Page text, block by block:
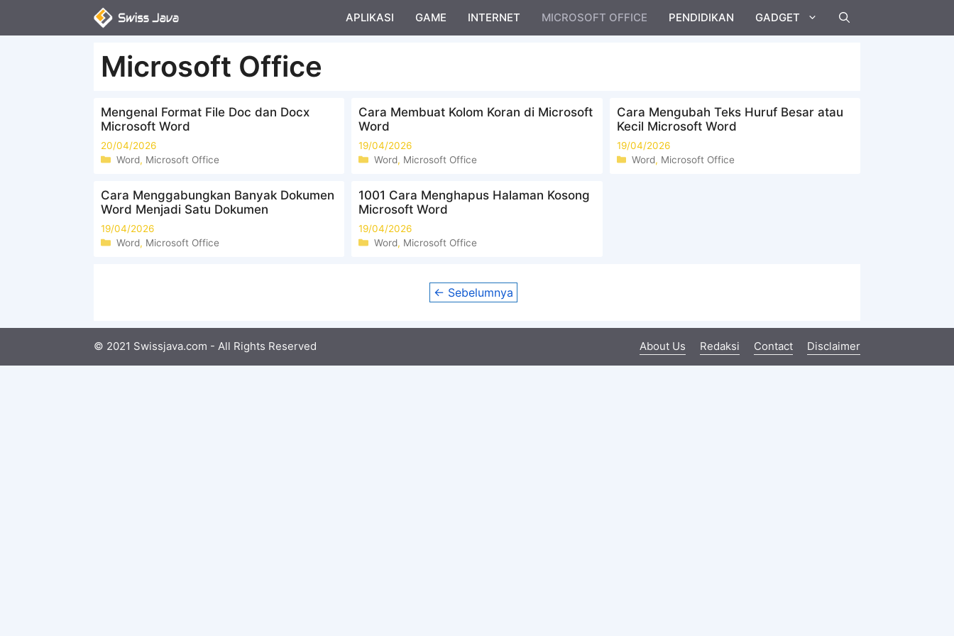
APLIKASI GAME INTERNET MICROSOFT OFFICE PENDIDIKAN GADGET
Microsoft Office
Mengenal Format File Doc dan Docx
Microsoft Word
20/04/2026
Kategori
Word, Microsoft Office
Cara Membuat Kolom Koran di Microsoft
Word
19/04/2026
Kategori
Word, Microsoft Office
Cara Mengubah Teks Huruf Besar atau
Kecil Microsoft Word
19/04/2026
Kategori
Word, Microsoft Office
Cara Menggabungkan Banyak Dokumen
Word Menjadi Satu Dokumen
19/04/2026
Kategori
Word, Microsoft Office
1001 Cara Menghapus Halaman Kosong
Microsoft Word
19/04/2026
Kategori
Word, Microsoft Office
← Sebelumnya
About Us Redaksi Contact Disclaimer
© 2021 Swissjava.com - All Rights Reserved